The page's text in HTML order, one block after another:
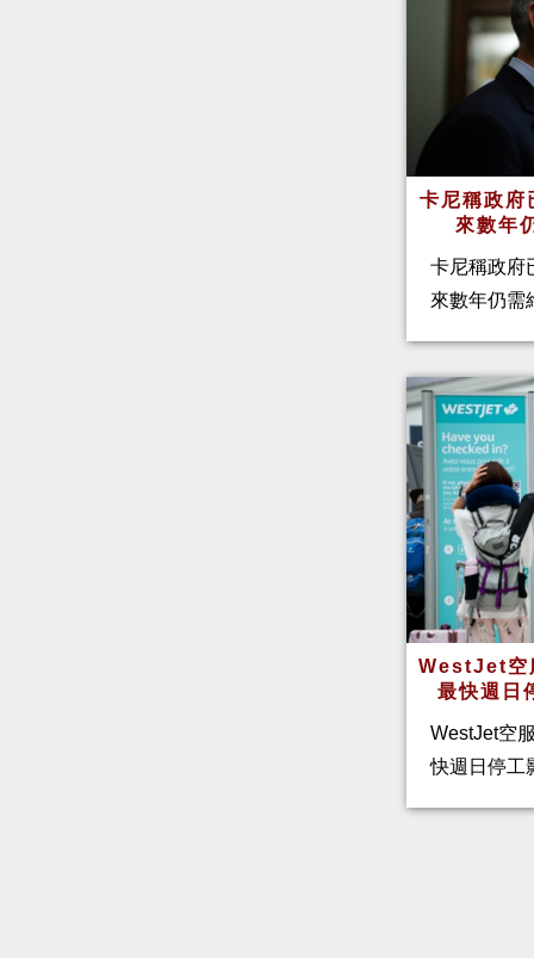
卡尼稱政府
來數年
卡尼稱政府
來數年仍需
WestJet空
最快週日
WestJet空
快週日停工